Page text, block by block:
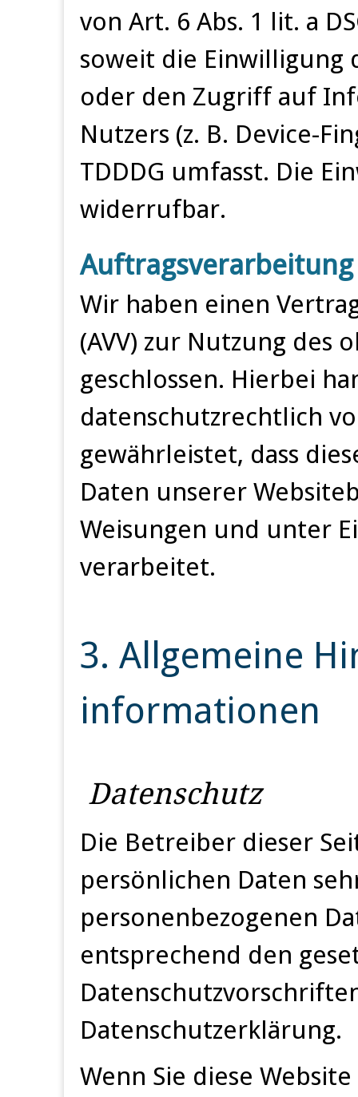
von Art. 6 Abs. 1 lit. a
soweit die Einwilligung
oder den Zugriff auf
Nutzers (z. B. Device-
TDDDG umfasst. Die
widerrufbar.
Auftragsverarbeitung
Wir haben einen
(AVV) zur Nutzung des
geschlossen. Hierbei
datenschutzrechtlich
gewährleistet, dass
Daten unserer
Weisungen und unter
verarbeitet.
3. Allgemeine
informationen
Datenschutz
Die Betreiber dieser
persönlichen Daten
personenbezogenen
entsprechend den
Datenschutzerklärung.
Wenn Sie diese